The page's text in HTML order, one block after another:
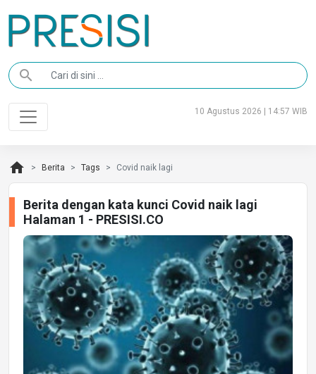
search
10 Agustus 2026 | 14:57 WIB
home Berita Tags Covid naik lagi
Berita dengan kata kunci Covid naik lagi
Halaman 1 - PRESISI.CO